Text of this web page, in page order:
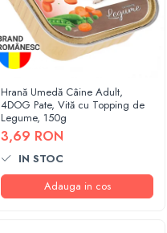
Hrană Umedă Câine Adult,
4DOG Pate, Vită cu Topping de
Legume, 150g
3,69 RON
IN STOC
Adauga in cos